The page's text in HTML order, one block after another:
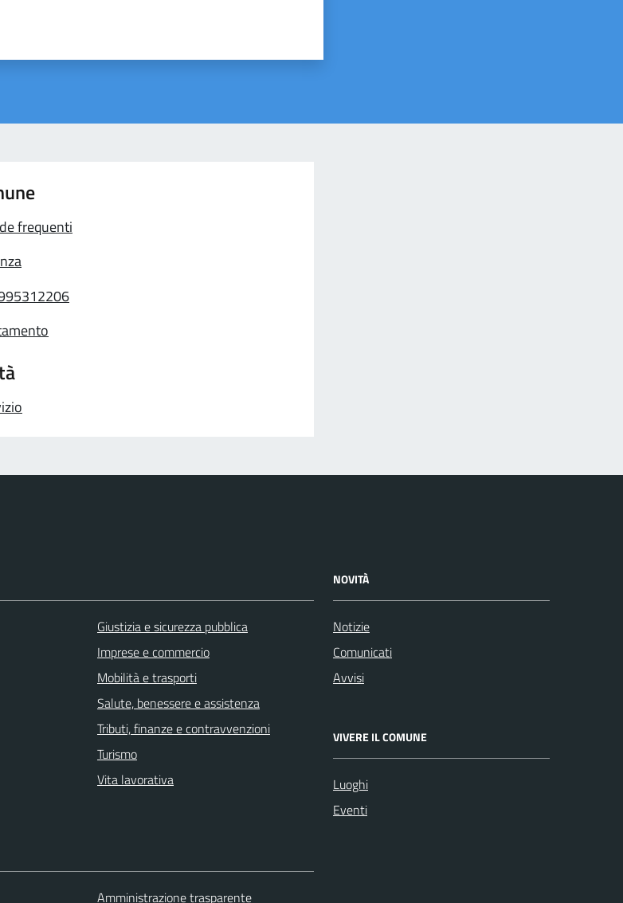
frequenti
Giustizia e sicurezza pubblica
Imprese e commercio
Mobilità e trasporti
Salute, benessere e assistenza
Tributi, finanze e contravvenzioni
Turismo
Vita lavorativa
NOVITÀ
Notizie
Comunicati
Avvisi
VIVERE IL COMUNE
Luoghi
Eventi
Amministrazione trasparente